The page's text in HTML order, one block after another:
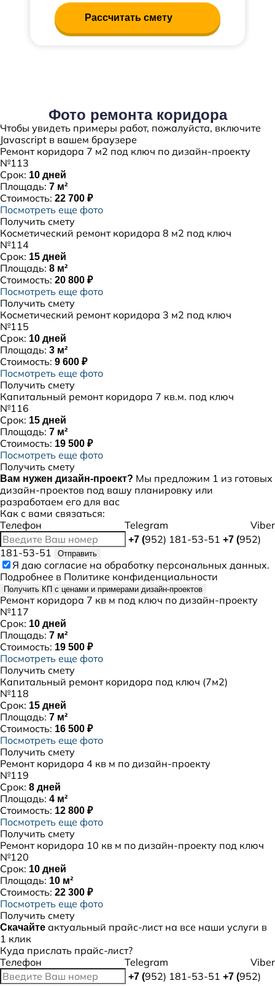
Рассчитать смету
Фото ремонта коридора
Чтобы увидеть примеры работ, пожалуйста, включите
Javascript в вашем браузере
Ремонт коридора 7 м2 под ключ по дизайн-проекту
№113
Срок: 10 дней
Площадь: 7 м²
Стоимость: 22 700 ₽
Посмотреть еще фото
Получить смету
Косметический ремонт коридора 8 м2 под ключ
№114
Срок: 15 дней
Площадь: 8 м²
Стоимость: 20 800 ₽
Посмотреть еще фото
Получить смету
Косметический ремонт коридора 3 м2 под ключ
№115
Срок: 10 дней
Площадь: 3 м²
Стоимость: 9 600 ₽
Посмотреть еще фото
Получить смету
Капитальный ремонт коридора 7 кв.м. под ключ
№116
Срок: 15 дней
Площадь: 7 м²
Стоимость: 19 500 ₽
Посмотреть еще фото
Получить смету
Вам нужен дизайн-проект? Мы предложим 1 из готовых
дизайн-проектов под вашу планировку или
разработаем его для вас
Как с вами связаться:
Телефон
Telegram Viber
+7 (952) 181-53-51 +7 (952)
181-53-51
Отправить
Я даю согласие на обработку персональных данных.
Подробнее в Политике конфиденциальности
Получить КП с ценами и примерами дизайн-проектов
Ремонт коридора 7 кв м под ключ по дизайн-проекту
№117
Срок: 10 дней
Площадь: 7 м²
Стоимость: 19 500 ₽
Посмотреть еще фото
Получить смету
Капитальный ремонт коридора под ключ (7м2)
№118
Срок: 15 дней
Площадь: 7 м²
Стоимость: 16 500 ₽
Посмотреть еще фото
Получить смету
Ремонт коридора 4 кв м по дизайн-проекту
№119
Срок: 8 дней
Площадь: 4 м²
Стоимость: 12 800 ₽
Посмотреть еще фото
Получить смету
Ремонт коридора 10 кв м по дизайн-проекту под ключ
№120
Срок: 10 дней
Площадь: 10 м²
Стоимость: 22 300 ₽
Посмотреть еще фото
Получить смету
Скачайте актуальный прайс-листна все наши услуги в
1 клик
Куда прислать прайс-лист?
Телефон
Telegram Viber
+7 (952) 181-53-51 +7 (952)